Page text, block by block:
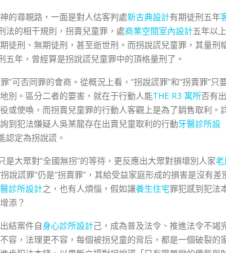
的尋親路，一面是對人估客判處新古典設計有期徒刑五年
法的相干規則，拐賣兒童罪，處商業空間室內設計五年以上
徒刑、無期徒刑，甚至逝世刑。而拐說謊兒童罪，其量刑
年，曾經算是拐說謊兒童罪中的頂格量刑了。
可否同罪的會商。從概況上看，“拐說謊罪”和“拐賣罪”只
別。區分二者的要害，就在于行動人能THE R3 寓所否有出
或使喚，而拐賣兒童罪的行動人客觀上是為了銷售取利。
詢到犯法嫌疑人吳某龍存在出賣兒童取利的行動牙醫診所設
認定為拐說謊。
大眾對“全國無拐”的等待，更反應出大眾對損壞別人家老
說謊罪”仍是“拐賣罪”，其給受益家庭形成的損害是沒有差
診所設計之，也有人煩惱，假如讓養生住宅罪犯感到犯法
添？
結案件自身心診所設計己，成為普及法令、推進法令不竭
容，法理更不容，每個被拐兒童的背后，都是一個破裂的